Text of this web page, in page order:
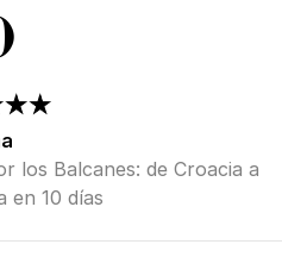
los Balcanes: de Croacia a
en 10 días